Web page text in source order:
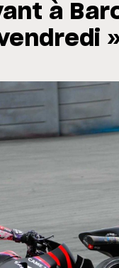
: Horaires et
Bretagne
à